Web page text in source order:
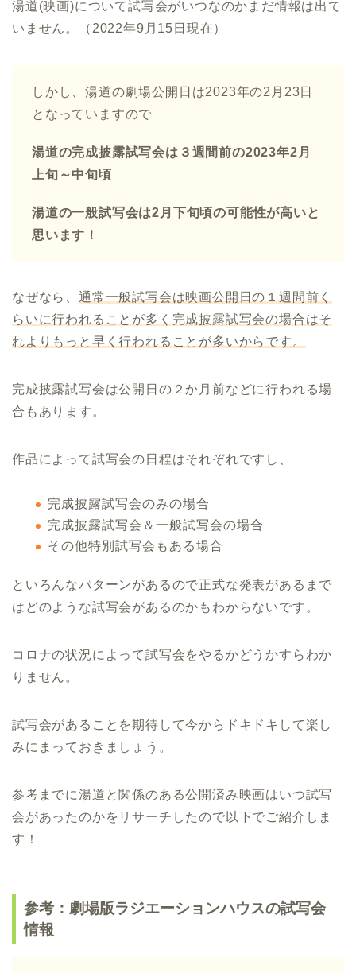
湯道(映画)について試写会がいつなのかまだ情報は出て
いません。（2022年9月15日現在）
しかし、湯道の劇場公開日は2023年の2月23日
となっていますので
湯道の完成披露試写会は３週間前の2023年2月
上旬～中旬頃
湯道の一般試写会は2月下旬頃の可能性が高いと
思います！
なぜなら、 通常一般試写会は映画公開日の１週間前く
らいに行われることが多く完成披露試写会の場合はそ
れよりもっと早く行われることが多いからです。
完成披露試写会は公開日の２か月前などに行われる場
合もあります。
作品によって試写会の日程はそれぞれですし、
完成披露試写会のみの場合
完成披露試写会＆一般試写会の場合
その他特別試写会もある場合
といろんなパターンがあるので正式な発表があるまで
はどのような試写会があるのかもわからないです。
コロナの状況によって試写会をやるかどうかすらわか
りません。
試写会があることを期待して今からドキドキして楽し
みにまっておきましょう。
参考までに湯道と関係のある公開済み映画はいつ試写
会があったのかをリサーチしたので以下でご紹介しま
す！
参考：劇場版ラジエーションハウスの試写会
情報